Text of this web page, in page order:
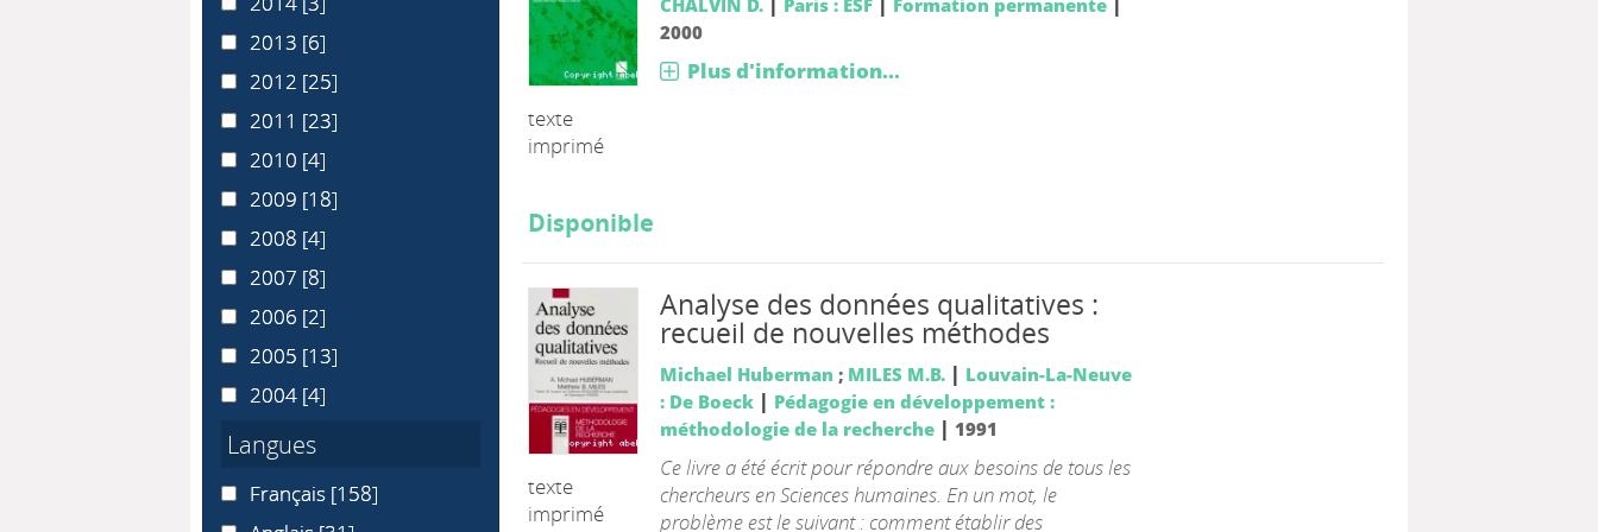
texte
imprimé
CHALVIN D. Paris : ESF Formation permanente
2000
Plus d'information...
Disponible
texte
imprimé
Analyse des données qualitatives :
recueil de nouvelles méthodes
Michael Huberman ; MILES M.B. | Louvain-La-Neuve
: De Boeck| Pédagogie en développement :
méthodologie de la recherche| 1991
Ce livre a été écrit pour répondre aux besoins de tous les
chercheurs en Sciences humaines. En un mot, le
problème est le suivant : comment établir des
20132013 [6]
20122012 [25]
20112011 [23]
20102010 [4]
20092009 [18]
20082008 [4]
20072007 [8]
20062006 [2]
20052005 [13]
20042004 [4]
Langues
Français
Français [158]